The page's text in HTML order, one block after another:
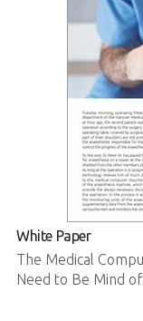
White Paper
The Medical
Need to Be Mind